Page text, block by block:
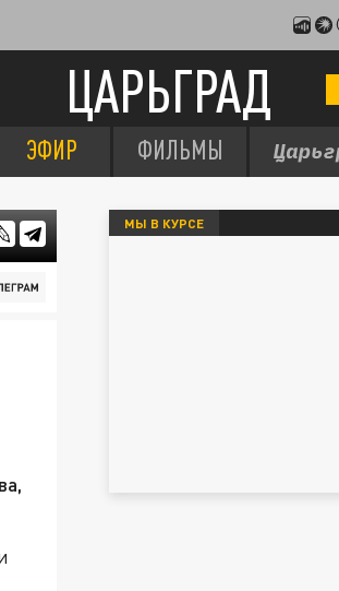
ЦАРЬГРАД
ЭФИР ФИЛЬМЫ
МЫ В КУРСЕ